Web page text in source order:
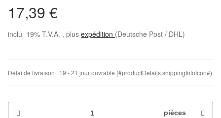
17,39 €
inclu 19% T.V.A. , plus expédition (Deutsche Post / DHL)
Délai de livraison : 19 - 21 jour ouvrable (#productDetails.shippingInfoIcon#)
pièces